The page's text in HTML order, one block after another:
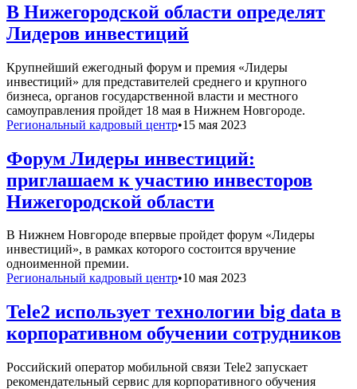
В Нижегородской области определят
Лидеров инвестиций
Крупнейший ежегодный форум и премия «Лидеры
инвестиций» для представителей среднего и крупного
бизнеса, органов государственной власти и местного
самоуправления пройдет 18 мая в Нижнем Новгороде.
Региональный кадровый центр•15 мая 2023
Форум Лидеры инвестиций:
приглашаем к участию инвесторов
Нижегородской области
В Нижнем Новгороде впервые пройдет форум «Лидеры
инвестиций», в рамках которого состоится вручение
одноименной премии.
Региональный кадровый центр•10 мая 2023
Tele2 использует технологии big data в
корпоративном обучении сотрудников
Российский оператор мобильной связи Tele2 запускает
рекомендательный сервис для корпоративного обучения